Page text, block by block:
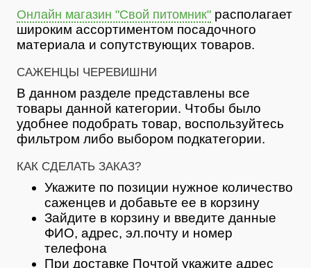
Онлайн магазин "Свой питомник" располагает
широким ассортиментом посадочного
материала и сопутствующих товаров.
САЖЕНЦЫ ЧЕРЕВИШНИ
В данном разделе представлены все
товары данной категории. Чтобы было
удобнее подобрать товар, воспользуйтесь
фильтром либо выбором подкатегории.
КАК СДЕЛАТЬ ЗАКАЗ?
Укажите по позиции нужное количество
саженцев и добавьте ее в корзину
Зайдите в корзину и введите данные
ФИО, адрес, эл.почту и номер
телефона
При доставке Почтой укажите адрес